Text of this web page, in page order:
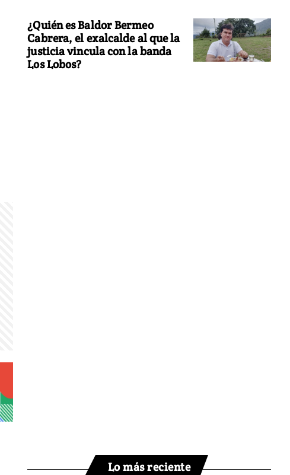
¿Quién es Baldor Bermeo
Cabrera, el exalcalde al que la
justicia vincula con la banda
Los Lobos?
Lo más reciente